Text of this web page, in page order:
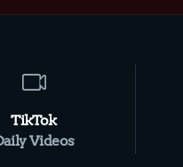
TikTok
Videos